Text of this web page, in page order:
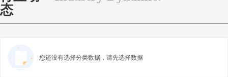
态
您还没有选择分类数据，请先选择数据